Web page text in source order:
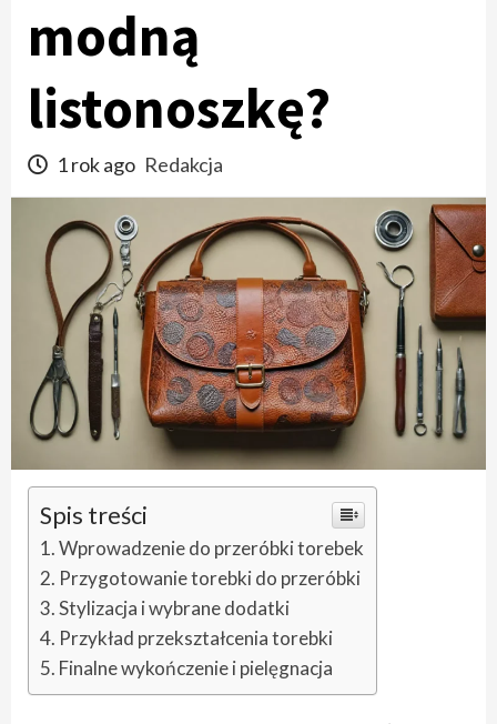
modną
listonoszkę?
1 rok ago Redakcja
Spis treści
Wprowadzenie do przeróbki torebek
Przygotowanie torebki do przeróbki
Stylizacja i wybrane dodatki
Przykład przekształcenia torebki
Finalne wykończenie i pielęgnacja